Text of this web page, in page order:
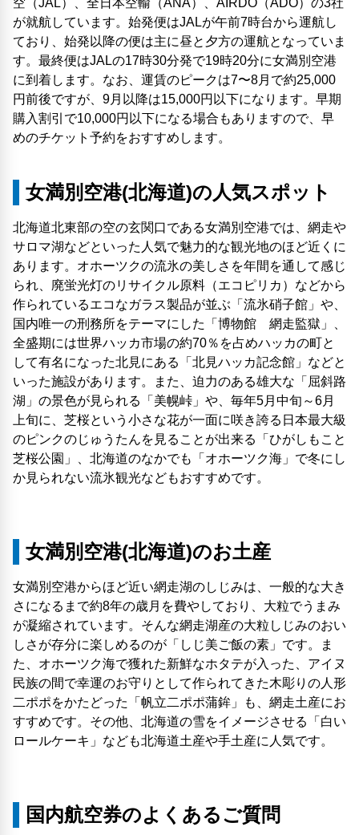
空（JAL）、全日本空輸（ANA）、AIRDO（ADO）の3社
が就航しています。始発便はJALが午前7時台から運航し
ており、始発以降の便は主に昼と夕方の運航となっていま
す。最終便はJALの17時30分発で19時20分に女満別空港
に到着します。なお、運賃のピークは7〜8月で約25,000
円前後ですが、9月以降は15,000円以下になります。早期
購入割引で10,000円以下になる場合もありますので、早
めのチケット予約をおすすめします。
女満別空港(北海道)の人気スポット
北海道北東部の空の玄関口である女満別空港では、網走や
サロマ湖などといった人気で魅力的な観光地のほど近くに
あります。オホーツクの流氷の美しさを年間を通して感じ
られ、廃蛍光灯のリサイクル原料（エコピリカ）などから
作られているエコなガラス製品が並ぶ「流氷硝子館」や、
国内唯一の刑務所をテーマにした「博物館 網走監獄」、
全盛期には世界ハッカ市場の約70％を占めハッカの町と
して有名になった北見にある「北見ハッカ記念館」などと
いった施設があります。また、迫力のある雄大な「屈斜路
湖」の景色が見られる「美幌峠」や、毎年5月中旬～6月
上旬に、芝桜という小さな花が一面に咲き誇る日本最大級
のピンクのじゅうたんを見ることが出来る「ひがしもこと
芝桜公園」、北海道のなかでも「オホーツク海」で冬にし
か見られない流氷観光などもおすすめです。
女満別空港(北海道)のお土産
女満別空港からほど近い網走湖のしじみは、一般的な大き
さになるまで約8年の歳月を費やしており、大粒でうまみ
が凝縮されています。そんな網走湖産の大粒しじみのおい
しさが存分に楽しめるのが「しじ美ご飯の素」です。ま
た、オホーツク海で獲れた新鮮なホタテが入った、アイヌ
民族の間で幸運のお守りとして作られてきた木彫りの人形
二ポポをかたどった「帆立二ポポ蒲鉾」も、網走土産にお
すすめです。その他、北海道の雪をイメージさせる「白い
ロールケーキ」なども北海道土産や手土産に人気です。
国内航空券のよくあるご質問